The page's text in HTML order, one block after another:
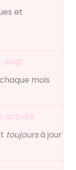
et
doigt
mois
activité
toujoursà jour